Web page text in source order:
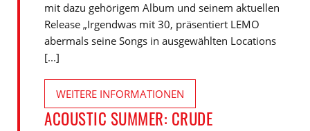
mit dazu gehörigem Album und seinem aktuellen
Release „Irgendwas mit 30, präsentiert LEMO
abermals seine Songs in ausgewählten Locations
[...]
WEITERE INFORMATIONEN
ACOUSTIC SUMMER: CRUDE